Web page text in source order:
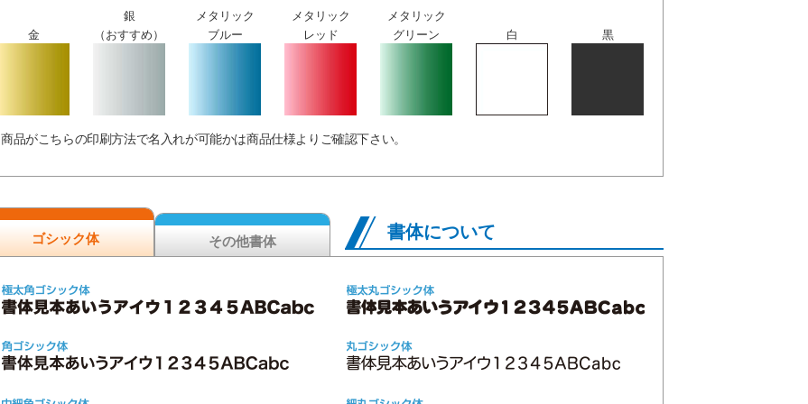
金
銀
（おすすめ）
メタリック
ブルー
メタリック
レッド
メタリック
グリーン
白 黒
商品がこちらの印刷方法で名入れが可能かは商品仕様よりご確認下さい。
書体について
ゴシック体 その他書体